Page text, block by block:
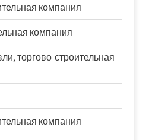
компания
компания
торгово-строительная
компания